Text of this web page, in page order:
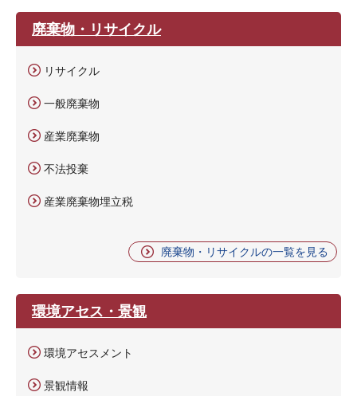
廃棄物・リサイクル
リサイクル
一般廃棄物
産業廃棄物
不法投棄
産業廃棄物埋立税
廃棄物・リサイクルの一覧を見る
環境アセス・景観
環境アセスメント
景観情報